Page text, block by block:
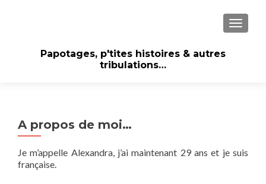
Papotages, p'tites histoires & autres
tribulations…
A propos de moi…
Je m’appelle Alexandra, j’ai maintenant 29 ans et je suis
française.